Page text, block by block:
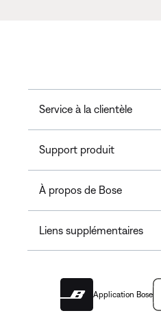
Service à la clientèle
Support produit
À propos de Bose
Liens supplémentaires
Application Bose